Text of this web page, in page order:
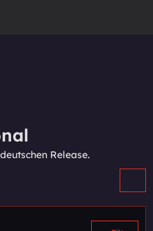
Release.